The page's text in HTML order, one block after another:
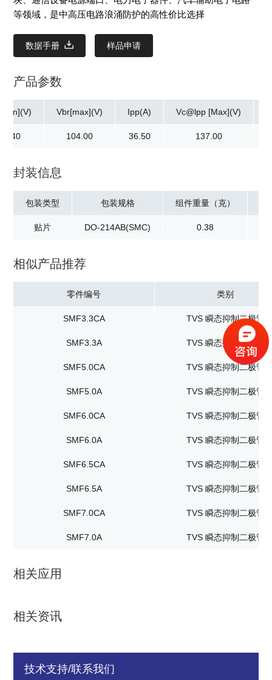
等领域，是中高压电路浪涌防护的高性价比选择
数据手册 样品申请
产品参数
Vbr[max](V)
104.00
Ipp(A)
36.50
Vc@lpp [Max](V)
137.00
封装信息
包装类型
贴片
包装规格
DO-214AB(SMC)
组件重量（克）
0.38
相似产品推荐
零件编号 类别
SMF3.3CA TVS 瞬态抑制二极管
SMF3.3A TVS 瞬态抑制二极管
SMF5.0CA TVS 瞬态抑制二极管
SMF5.0A TVS 瞬态抑制二极管
SMF6.0CA TVS 瞬态抑制二极管
SMF6.0A TVS 瞬态抑制二极管
SMF6.5CA TVS 瞬态抑制二极管
SMF6.5A TVS 瞬态抑制二极管
SMF7.0CA TVS 瞬态抑制二极管
SMF7.0A TVS 瞬态抑制二极管
相关应用
相关资讯
技术支持/联系我们